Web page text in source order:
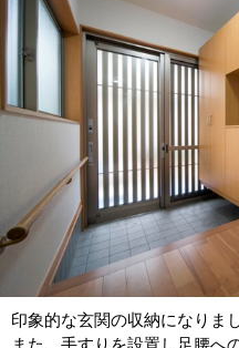
印象的な玄関の収納になりまし
また、手すりを設置し足腰へ